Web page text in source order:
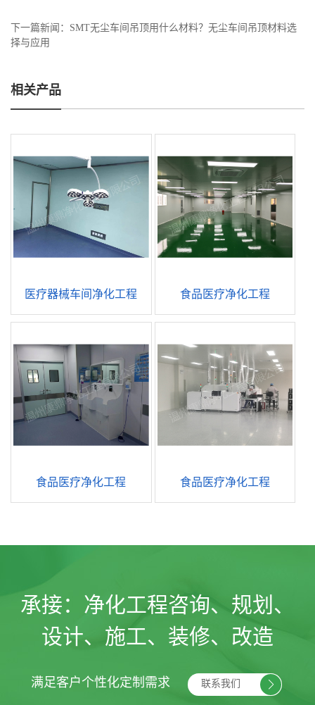
下一篇新闻： SMT无尘车间吊顶用什么材料？无尘车间吊顶材料选
择与应用
相关产品
医疗器械车间净化工程 食品医疗净化工程
食品医疗净化工程 食品医疗净化工程
承接： 净化工程咨询、规划、
设计、施工、装修、改造
满足客户个性化定制需求 联系我们